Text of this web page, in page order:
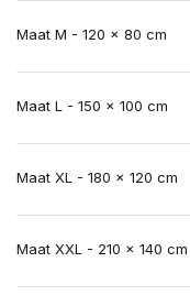
Maat M - 120 x 80 cm
Maat L - 150 x 100 cm
Maat XL - 180 x 120 cm
Maat XXL - 210 x 140 cm